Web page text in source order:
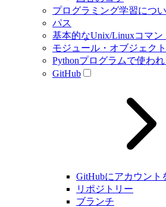
プログラミング学習につ
パス
基本的なUnix/Linuxコマン
モジュール・オブジェク
Pythonプログラムで使わ
GitHub
GitHubにアカウント
リポジトリー
ブランチ